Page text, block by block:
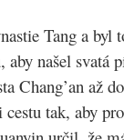
Tang a byl
aby našel svatá
Chang’an až
tak, aby